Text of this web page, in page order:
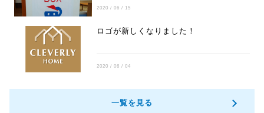
2020 / 06 / 15
ロゴが新しくなりました！
2020 / 06 / 04
一覧を見る